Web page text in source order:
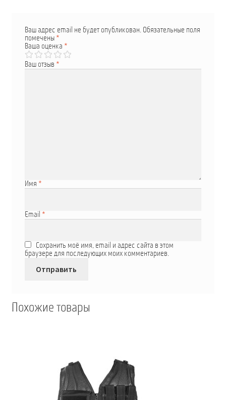
Ваш адрес email не будет опубликован. Обязательные поля
помечены *
Ваша оценка *
Ваш отзыв *
Имя *
Email *
Сохранить моё имя, email и адрес сайта в этом
браузере для последующих моих комментариев.
Похожие товары